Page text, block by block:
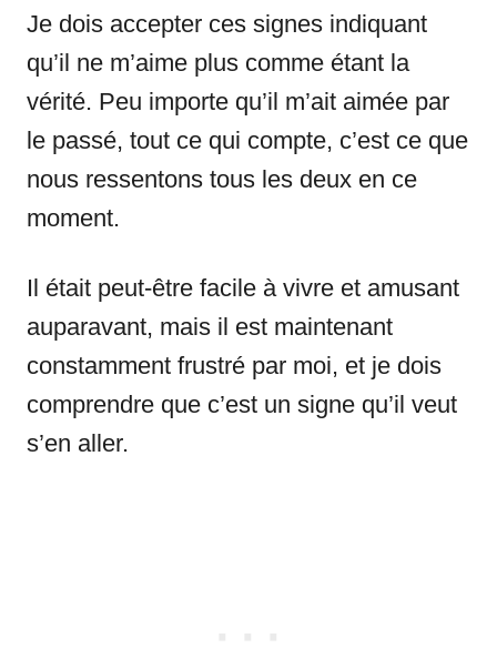
Je dois accepter ces signes indiquant
qu’il ne m’aime plus comme étant la
vérité. Peu importe qu’il m’ait aimée par
le passé, tout ce qui compte, c’est ce que
nous ressentons tous les deux en ce
moment.
Il était peut-être facile à vivre et amusant
auparavant, mais il est maintenant
constamment frustré par moi, et je dois
comprendre que c’est un signe qu’il veut
s’en aller.